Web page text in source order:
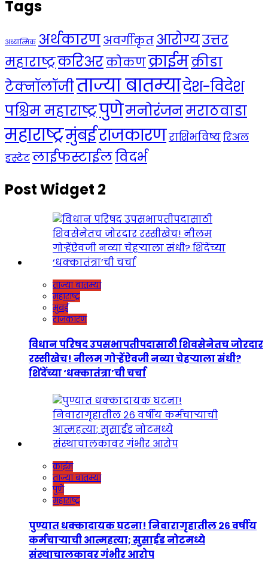
Tags
अध्यात्मिक अर्थकारणअवर्गीकृत आरोग्यउत्तर
महाराष्ट्रकरिअरकोकणक्राईमक्रीडा
टेक्नॉलॉजीताज्या बातम्यादेश-विदेश
पश्चिम महाराष्ट्रपुणेमनोरंजनमराठवाडा
महाराष्ट्रमुंबईराजकारणराशिभविष्यरिअल
इस्टेटलाईफस्टाईलविदर्भ
Post Widget 2
ताज्या बातम्या
महाराष्ट्र
मुंबई
राजकारण
विधान परिषद उपसभापतीपदासाठी शिवसेनेतच जोरदार
रस्सीखेच! नीलम गोऱ्हेंऐवजी नव्या चेहऱ्याला संधी?
शिंदेंच्या ‘धक्कातंत्रा’ची चर्चा
क्राईम
ताज्या बातम्या
पुणे
महाराष्ट्र
पुण्यात धक्कादायक घटना! निवारागृहातील २६ वर्षीय
कर्मचाऱ्याची आत्महत्या; सुसाईड नोटमध्ये
संस्थाचालकावर गंभीर आरोप